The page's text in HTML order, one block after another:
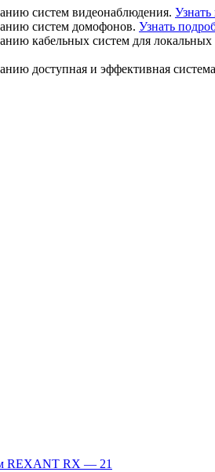
систем видеонаблюдения. Узнать
систем домофонов. Узнать
кабельных систем для локальных
доступная и эффективная
REXANT RX — 21